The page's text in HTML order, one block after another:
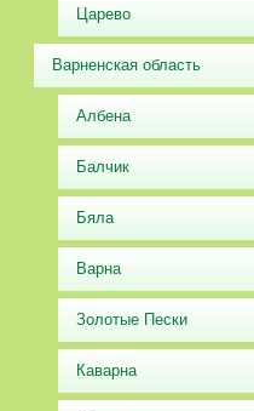
Царево
Варненская область
Албена
Балчик
Бяла
Варна
Золотые Пески
Каварна